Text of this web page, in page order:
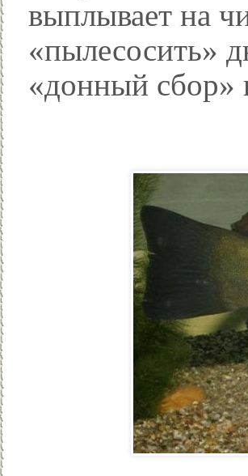
выплывает на
«пылесосить»
«донный сбор»